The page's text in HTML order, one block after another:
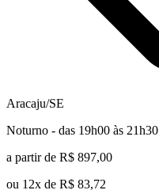
Aracaju/SE
Noturno - das 19h00 às 21h30
a partir de R$ 897,00
ou 12x de R$ 83,72